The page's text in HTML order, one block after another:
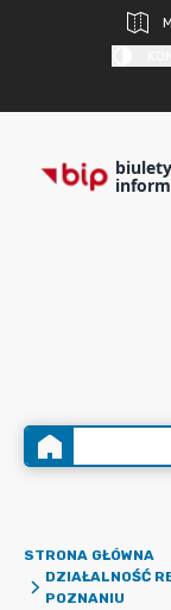
STRONA GŁÓWNA
DZIAŁALNOŚĆ
POZNANIU